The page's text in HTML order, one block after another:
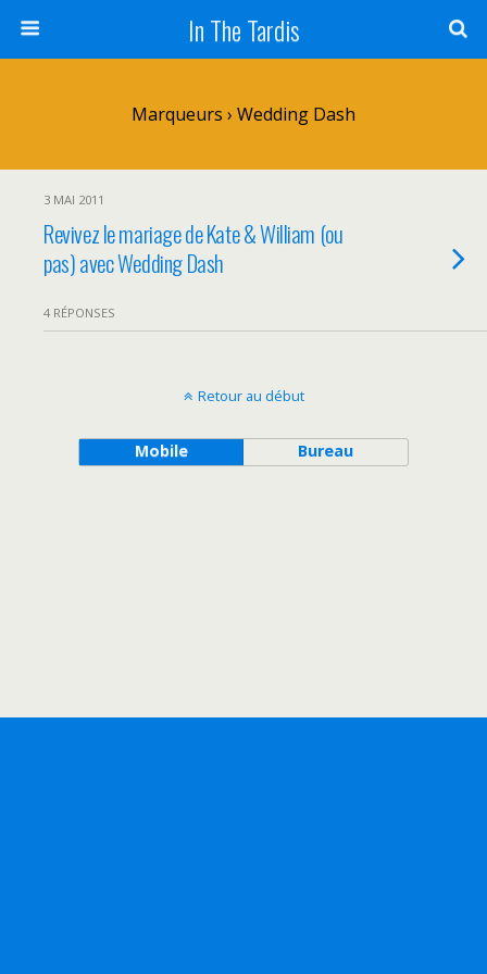
In The Tardis
Marqueurs › Wedding Dash
3 MAI 2011
Revivez le mariage de Kate & William (ou
pas) avec Wedding Dash
4 RÉPONSES
Retour au début
Mobile Bureau